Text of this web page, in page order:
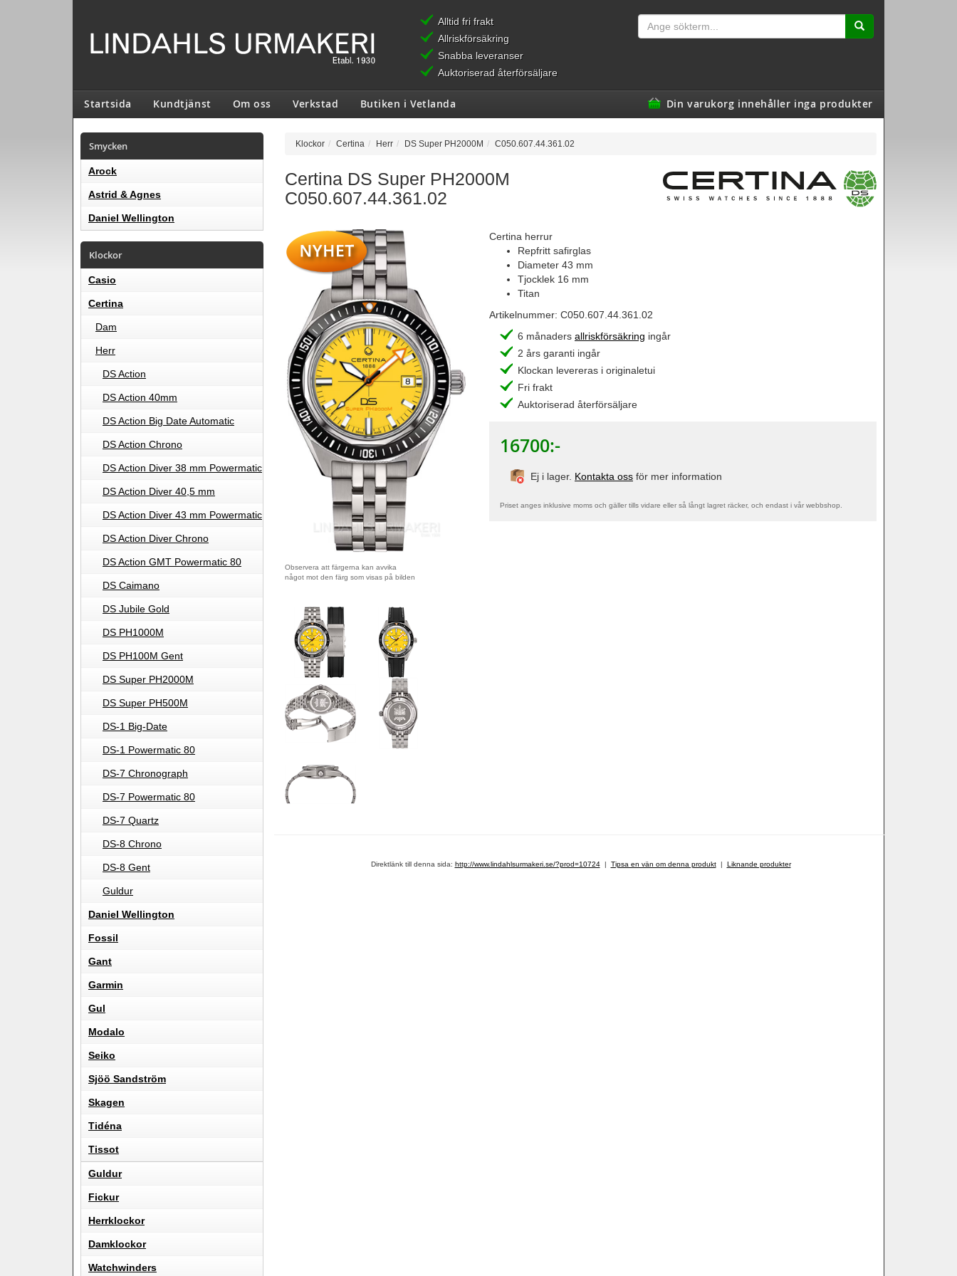
Alltid fri frakt
Allriskförsäkring
Snabba leveranser
Auktoriserad återförsäljare
Startsida Kundtjänst Om oss Verkstad Butiken i Vetlanda Din varukorg innehåller inga produkter
Smycken
Arock
Astrid & Agnes
Daniel Wellington
Klockor
Casio
Certina
Dam
Herr
DS Action
DS Action 40mm
DS Action Big Date Automatic
DS Action Chrono
DS Action Diver 38 mm Powermatic
DS Action Diver 40,5 mm
DS Action Diver 43 mm Powermatic
DS Action Diver Chrono
DS Action GMT Powermatic 80
DS Caimano
DS Jubile Gold
DS PH1000M
DS PH100M Gent
DS Super PH2000M
DS Super PH500M
DS-1 Big-Date
DS-1 Powermatic 80
DS-7 Chronograph
DS-7 Powermatic 80
DS-7 Quartz
DS-8 Chrono
DS-8 Gent
Guldur
Daniel Wellington
Fossil
Gant
Garmin
Gul
Modalo
Seiko
Sjöö Sandström
Skagen
Tidéna
Tissot
Guldur
Fickur
Herrklockor
Damklockor
Watchwinders
Klockor Certina Herr DS Super PH2000M C050.607.44.361.02
Certina DS Super PH2000M
C050.607.44.361.02
Observera att färgerna kan avvika
något mot den färg som visas på bilden
Certina herrur
Repfritt safirglas
Diameter 43 mm
Tjocklek 16 mm
Titan
Artikelnummer: C050.607.44.361.02
6 månaders allriskförsäkring ingår
2 års garanti ingår
Klockan levereras i originaletui
Fri frakt
Auktoriserad återförsäljare
16700:-
Ej i lager. Kontakta ossför mer information
Priset anges inklusive moms och gäller tills vidare eller så långt lagret räcker, och endast i vår webbshop.
Direktlänk till denna sida: http://www.lindahlsurmakeri.se/?prod=10724 Tipsa en vän om denna produkt Liknande produkter